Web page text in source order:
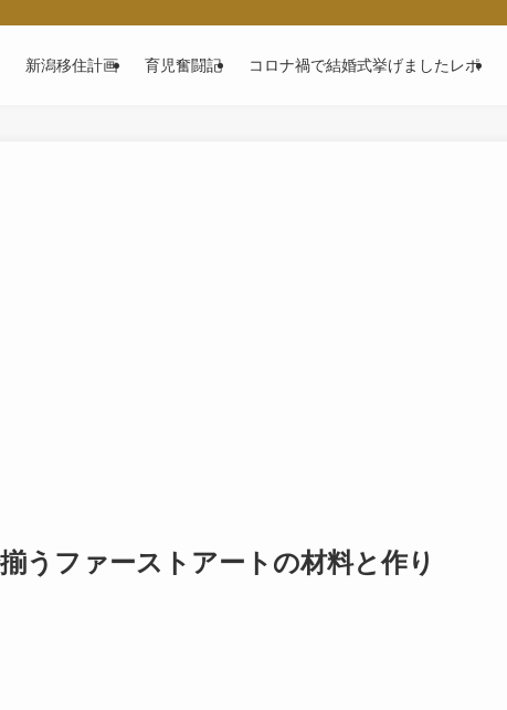
新潟移住計画 育児奮闘記 コロナ禍で結婚式挙げましたレポ
うファーストアートの材料と作り